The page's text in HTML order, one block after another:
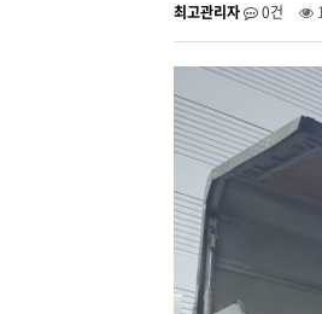
최고관리자 0건